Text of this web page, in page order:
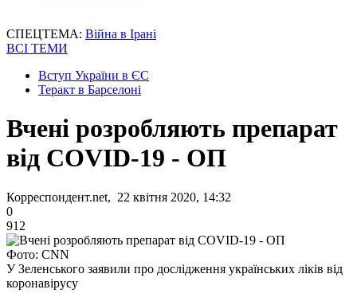
СПЕЦТЕМА: Війна в Ірані
ВСІ ТЕМИ
Вступ України в ЄС
Теракт в Барселоні
Вчені розробляють препарат
від COVID-19 - ОП
Корреспондент.net, 22 квітня 2020, 14:32
0
912
Фото: CNN
У Зеленського заявили про дослідження українських ліків від
коронавірусу